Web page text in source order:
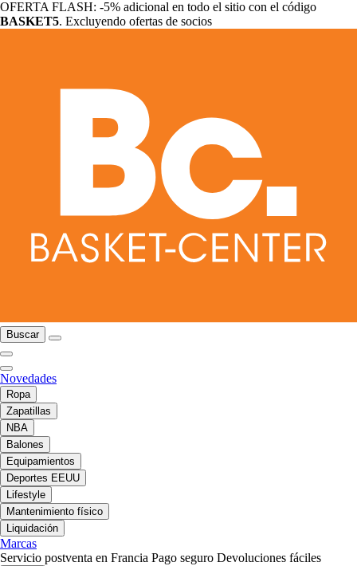
OFERTA FLASH: -5% adicional en todo el sitio con el código
BASKET5. Excluyendo ofertas de socios
Buscar
Novedades
Ropa
Zapatillas
NBA
Balones
Equipamientos
Deportes EEUU
Lifestyle
Mantenimiento físico
Liquidación
Marcas
Servicio postventa en Francia Pago seguro Devoluciones fáciles